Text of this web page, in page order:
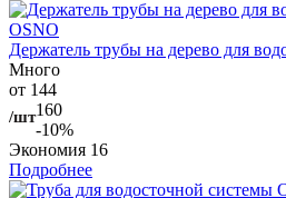
Держатель трубы на дерево для
Много
от 144
/шт160
-10%
Экономия 16
Подробнее